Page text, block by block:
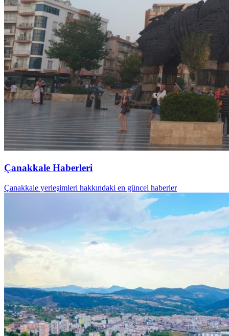
Çanakkale Haberleri
Çanakkale yerleşimleri hakkındaki en güncel haberler